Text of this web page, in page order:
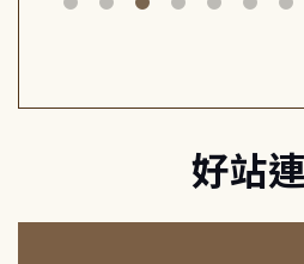
好站